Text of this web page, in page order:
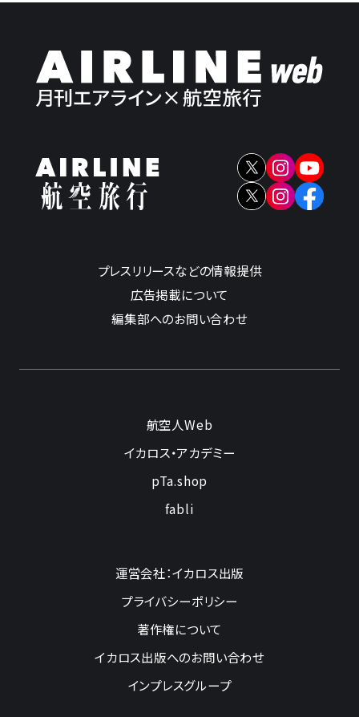
プレスリリースなどの情報提供
広告掲載について
編集部へのお問い合わせ
航空人Web
イカロス・アカデミー
pTa.shop
fabli
運営会社：イカロス出版
プライバシーポリシー
著作権について
イカロス出版へのお問い合わせ
インプレスグループ